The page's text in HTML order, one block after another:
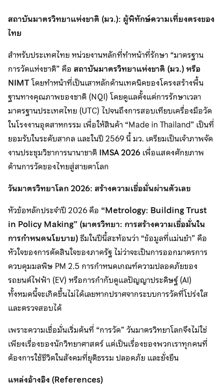
สถาบันมาตรวิทยาแห่งชาติ (มว.): ผู้พิทักษ์ความเที่ยงตรงของ
ไทย
สำหรับประเทศไทย หน่วยงานหลักที่ทำหน้าที่รักษา “มาตรฐาน
การวัดแห่งชาติ” คือสถาบันมาตรวิทยาแห่งชาติ (มว.) หรือ
NIMTโดยทำหน้าที่เป็นเสาหลักด้านเทคนิคของโครงสร้างพื้น
ฐานทางคุณภาพของชาติ (NQI) โดยดูแลตั้งแต่การรักษาเวลา
มาตรฐานประเทศไทย (UTC) ไปจนถึงการสอบเทียบเครื่องมือวัด
ในโรงงานอุตสาหกรรม เพื่อให้สินค้า “Made in Thailand” เป็นที่
ยอมรับในระดับสากล และในปี 2569 นี้ มว. เตรียมเป็นเจ้าภาพจัด
งานประชุมวิชาการนานาชาติ IMSA 2026เพื่อแสดงศักยภาพ
ด้านการวัดของไทยสู่สายตาโลก
วันมาตรวิทยาโลก2026: สร้างความเชื่อมั่นผ่านตัวเลข
หัวข้อหลักประจำปี 2026 คือ “Metrology: Building Trust
in Policy Making” (มาตรวิทยา: การสร้างความเชื่อมั่นใน
การกำหนดนโยบาย)ธีมในปีนี้สะท้อนว่า “ข้อมูลที่แม่นยำ” คือ
หัวใจของการตัดสินใจของภาครัฐ ไม่ว่าจะเป็นการออกมาตรการ
ควบคุมมลพิษ PM 2.5 การกำหนดเกณฑ์ความปลอดภัยของ
รถยนต์ไฟฟ้า (EV) หรือการกำกับดูแลปัญญาประดิษฐ์ (AI)
ทั้งหมดนี้จะเกิดขึ้นไม่ได้เลยหากปราศจากระบบการวัดที่โปร่งใส
และตรวจสอบได้
เพราะความเชื่อมั่นเริ่มต้นที่ “การวัด” วันมาตรวิทยาโลกจึงไม่ใช่
เพียงเรื่องของนักวิทยาศาสตร์ แต่เป็นเรื่องของพวกเราทุกคนที่
ต้องการใช้ชีวิตในสังคมที่ยุติธรรม ปลอดภัย และยั่งยืน
แหล่งอ้างอิง (References)